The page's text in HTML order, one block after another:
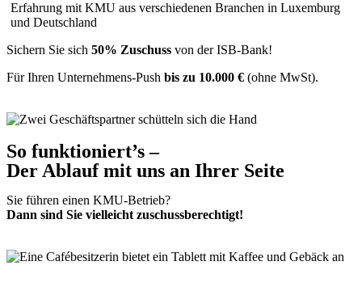
Erfahrung mit KMU aus verschiedenen Branchen in Luxemburg
und Deutschland
Sichern Sie sich 50% Zuschuss von der ISB-Bank!
Für Ihren Unternehmens-Push bis zu 10.000 € (ohne MwSt).
So funktioniert’s –
Der Ablauf mit uns an Ihrer Seite
Sie führen einen KMU-Betrieb?
Dann sind Sie vielleicht zuschussberechtigt!